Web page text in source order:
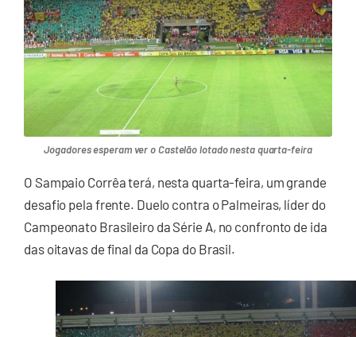
Jogadores esperam ver o Castelão lotado nesta quarta-feira
O Sampaio Corrêa terá, nesta quarta-feira, um grande
desafio pela frente. Duelo contra o Palmeiras, líder do
Campeonato Brasileiro da Série A, no confronto de ida
das oitavas de final da Copa do Brasil.